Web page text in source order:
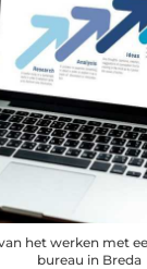
het werken met
bureau in Breda